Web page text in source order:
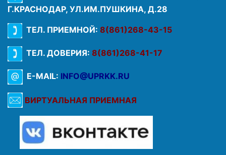
Г.КРАСНОДАР, УЛ.ИМ.ПУШКИНА, Д.28
ТЕЛ. ПРИЕМНОЙ: 8(861)268-43-15
ТЕЛ. ДОВЕРИЯ: 8(861)268-41-17
E-MAIL: INFO@UPRKK.RU
ВИРТУАЛЬНАЯ ПРИЕМНАЯ